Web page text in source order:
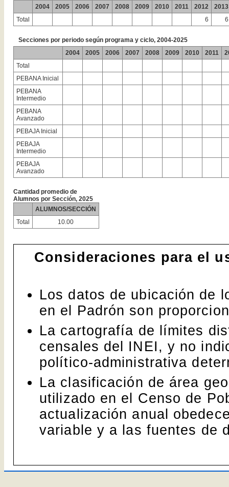
2004
2005 2006 2007 2008 2009 2010 2011 2012
2013
Total
6 6
Secciones por periodo según programa y ciclo, 2004-2025
2004
2005 2006 2007 2008 2009 2010 2011
Total
PEBANA Inicial
PEBANA
Intermedio
PEBANA
Avanzado
PEBAJA Inicial
PEBAJA
Intermedio
PEBAJA
Avanzado
Cantidad promedio de
Alumnos por Sección, 2025
ALUMNOS/SECCIÓN
Total
10.00
Consideraciones para el
Los datos de ubicación de
en el Padrón son
La cartografía de límites
censales del INEI, y no
político-administrativa
La clasificación de área
utilizado en el Censo de
actualización anual
variable y a las fuentes de